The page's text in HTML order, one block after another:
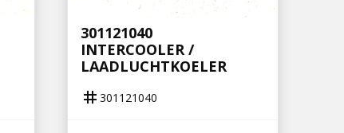
301121040
INTERCOOLER /
LAADLUCHTKOELER
tag 301121040